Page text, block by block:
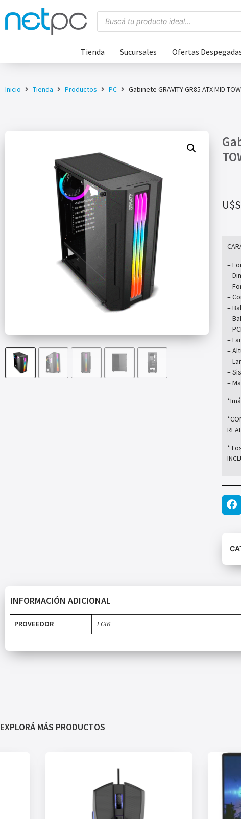
Tienda Sucursales Ofertas
Inicio Tienda Productos PC Gabinete GRAVITY GR85 ATX MID-
U$S
–
–
–
–
–
–
–
–
–
–
–
–
*
INFORMACIÓN ADICIONAL
PROVEEDOR EGIK
EXPLORÁ MÁS PRODUCTOS